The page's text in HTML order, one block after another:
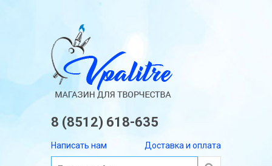
8 (8512) 618-635
Написать нам Доставка и оплата